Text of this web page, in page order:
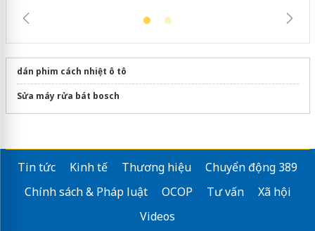
dán phim cách nhiệt ô tô
Sửa máy rửa bát bosch
Tin tức Kinh tế Thương hiệu
Chuyển động 389
Chính sách & Pháp luật
OCOP Tư vấn
Xã hội
Videos